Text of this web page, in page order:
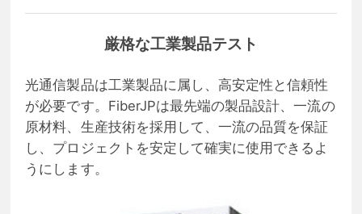
厳格な工業製品テスト
光通信製品は工業製品に属し、高安定性と信頼性
が必要です。FiberJPは最先端の製品設計、一流の
原材料、生産技術を採用して、一流の品質を保証
し、プロジェクトを安定して確実に使用できるよ
うにします。